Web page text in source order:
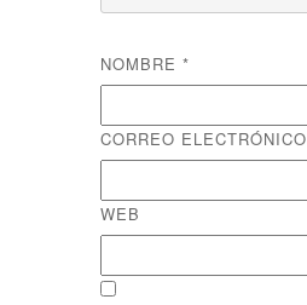
NOMBRE *
CORREO ELECTRÓNICO
WEB